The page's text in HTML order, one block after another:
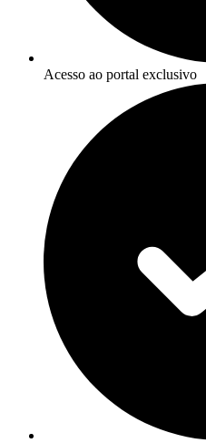
Acesso ao portal exclusivo